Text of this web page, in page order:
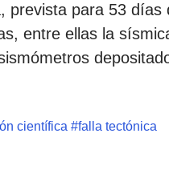
prevista para 53
entre ellas la
científica #falla tectónica